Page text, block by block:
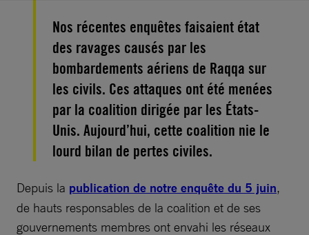
Nos récentes enquêtes faisaient état
des ravages causés par les
bombardements aériens de Raqqa sur
les civils. Ces attaques ont été menées
par la coalition dirigée par les États-
Unis. Aujourd’hui, cette coalition nie le
lourd bilan de pertes civiles.
Depuis la publication de notre enquête du 5 juin,
de hauts responsables de la coalition et de ses
gouvernements membres ont envahi les réseaux